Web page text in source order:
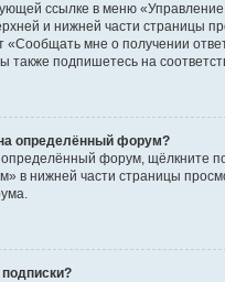
ссылке в меню
и нижней части страницы
«Сообщать мне о получении
также подпишетесь на
определённый форум?
форум, щёлкните
в нижней части страницы
подписки?